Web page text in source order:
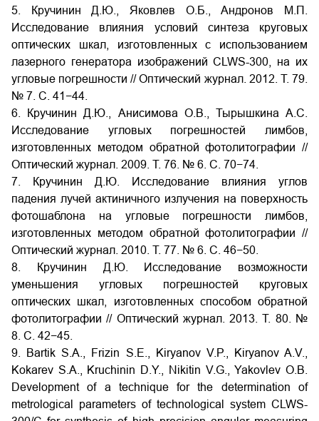
5. Кручинин Д.Ю., Яковлев О.Б., Андронов М.П.
Исследование влияния условий синтеза круговых
оптических шкал, изготовленных с использованием
лазерного генератора изображений CLWS-300, на их
угловые погрешности // Оптический журнал. 2012. Т. 79.
№ 7. С. 41−44.
6. Кручинин Д.Ю., Анисимова О.В., Тырышкина А.С.
Исследование угловых погрешностей лимбов,
изготовленных методом обратной фотолитографии //
Оптический журнал. 2009. Т. 76. № 6. С. 70−74.
7. Кручинин Д.Ю. Исследование влияния углов
падения лучей актиничного излучения на поверхность
фотошаблона на угловые погрешности лимбов,
изготовленных методом обратной фотолитографии //
Оптический журнал. 2010. Т. 77. № 6. С. 46−50.
8. Кручинин Д.Ю. Исследование возможности
уменьшения угловых погрешностей круговых
оптических шкал, изготовленных способом обратной
фотолитографии // Оптический журнал. 2013. Т. 80. №
8. С. 42−45.
9. Bartik S.A., Frizin S.E., Kiryanov V.P., Kiryanov A.V.,
Kokarev S.A., Kruchinin D.Y., Nikitin V.G., Yakovlev O.B.
Development of a technique for the determination of
metrological parameters of technological system CLWS-